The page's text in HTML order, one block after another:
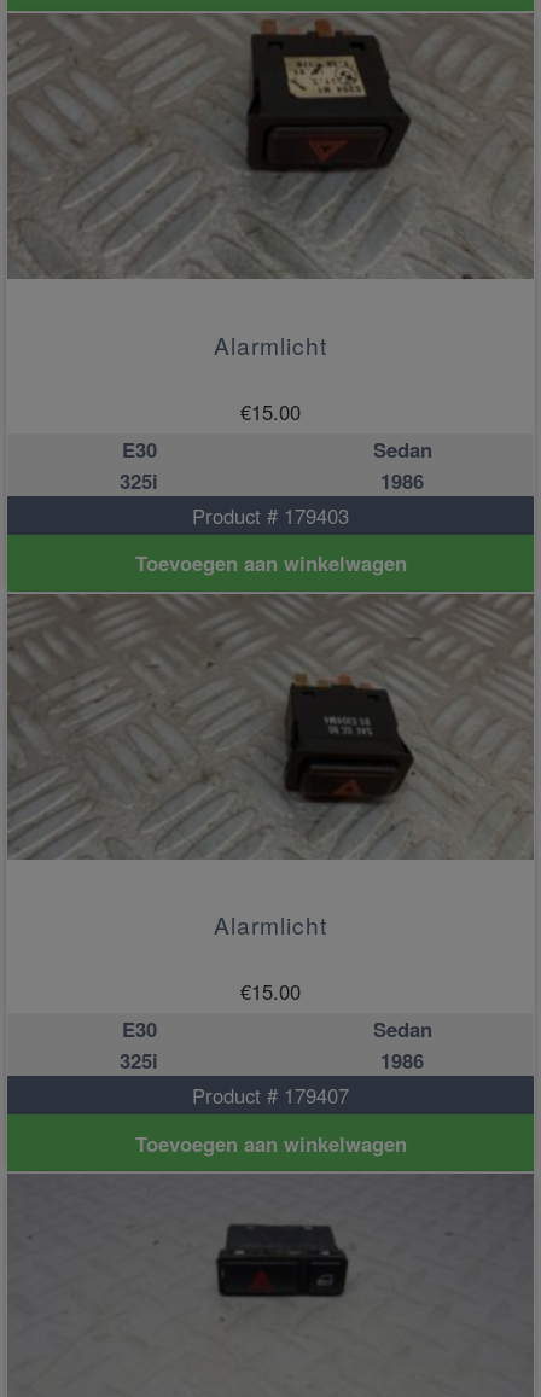
Alarmlicht
€15.00
E30
Sedan
325i
1986
Product # 179403
Toevoegen aan winkelwagen
Alarmlicht
€15.00
E30
Sedan
325i
1986
Product # 179407
Toevoegen aan winkelwagen